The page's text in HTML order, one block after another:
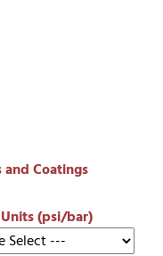
Coatings
(psi/bar)